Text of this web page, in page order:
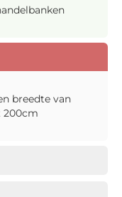
breedte van
200cm